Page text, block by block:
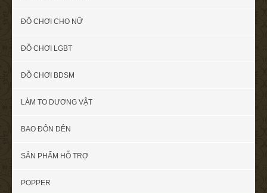
ĐỒ CHƠI CHO NỮ
ĐỒ CHƠI LGBT
ĐỒ CHƠI BDSM
LÀM TO DƯƠNG VẬT
BAO ĐÔN DÊN
SẢN PHẨM HỖ TRỢ
POPPER